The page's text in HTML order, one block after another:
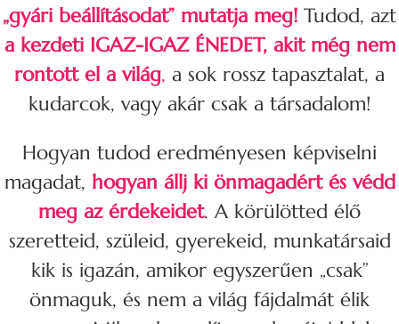
„gyári beállításodat” mutatja meg! Tudod, azt
a kezdeti IGAZ-IGAZ ÉNEDET, akit még nem
rontott el a világ, a sok rossz tapasztalat, a
kudarcok, vagy akár csak a társadalom!
Hogyan tudod eredményesen képviselni
magadat, hogyan állj ki önmagadért és védd
meg az érdekeidet. A körülötted élő
szeretteid, szüleid, gyerekeid, munkatársaid
kik is igazán, amikor egyszerűen „csak”
önmaguk, és nem a világ fájdalmát élik